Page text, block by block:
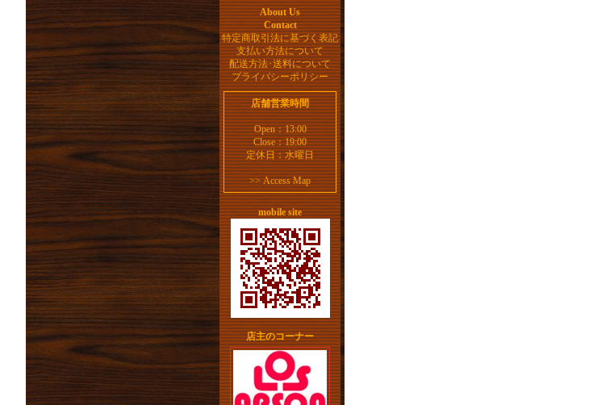
About Us
Contact
特定商取引法に基づく表記
支払い方法について
配送方法･送料について
プライバシーポリシー
店舗営業時間
Open：13:00
Close：19:00
定休日：水曜日
>>Access Map
mobile site
店主のコーナー